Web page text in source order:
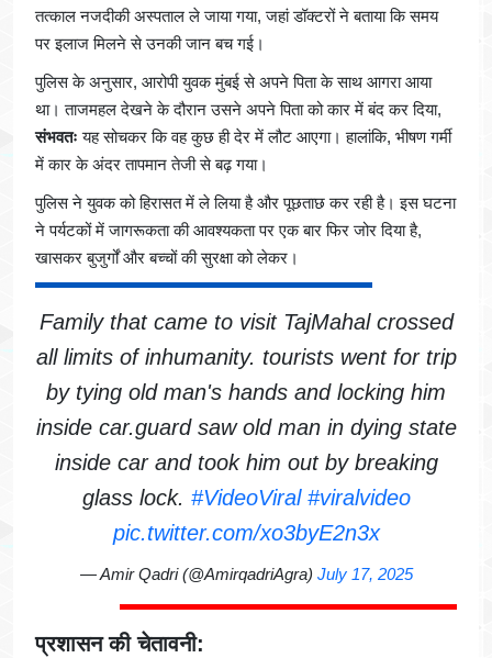
तत्काल नजदीकी अस्पताल ले जाया गया, जहां डॉक्टरों ने बताया कि समय
पर इलाज मिलने से उनकी जान बच गई।
पुलिस के अनुसार, आरोपी युवक मुंबई से अपने पिता के साथ आगरा आया
था। ताजमहल देखने के दौरान उसने अपने पिता को कार में बंद कर दिया,
संभवतः यह सोचकर कि वह कुछ ही देर में लौट आएगा। हालांकि, भीषण गर्मी
में कार के अंदर तापमान तेजी से बढ़ गया।
पुलिस ने युवक को हिरासत में ले लिया है और पूछताछ कर रही है। इस घटना
ने पर्यटकों में जागरूकता की आवश्यकता पर एक बार फिर जोर दिया है,
खासकर बुजुर्गों और बच्चों की सुरक्षा को लेकर।
Family that came to visit TajMahal crossed
all limits of inhumanity. tourists went for trip
by tying old man's hands and locking him
inside car.guard saw old man in dying state
inside car and took him out by breaking
glass lock. #VideoViral #viralvideo
pic.twitter.com/xo3byE2n3x
— Amir Qadri (@AmirqadriAgra) July 17, 2025
प्रशासन की चेतावनी: